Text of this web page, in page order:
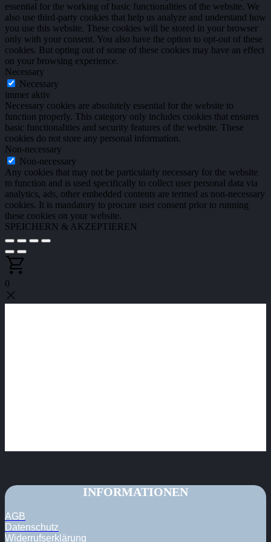
essential for the working of basic functionalities of the website. We
also use third-party cookies that help us analyze and understand how
you use this website. These cookies will be stored in your browser
only with your consent. You also have the option to opt-out of these
cookies. But opting out of some of these cookies may have an effect
on your browsing experience.
Necessary
Necessary
immer aktiv
Necessary cookies are absolutely essential for the website to
function properly. This category only includes cookies that ensures
basic functionalities and security features of the website. These
cookies do not store any personal information.
Non-necessary
Non-necessary
Any cookies that may not be particularly necessary for the website
to function and is used specifically to collect user personal data via
analytics, ads, other embedded contents are termed as non-necessary
cookies. It is mandatory to procure user consent prior to running
these cookies on your website.
SPEICHERN & AKZEPTIEREN
0
INFORMATIONEN
AGB
Datenschutz
Widerrufserklärung